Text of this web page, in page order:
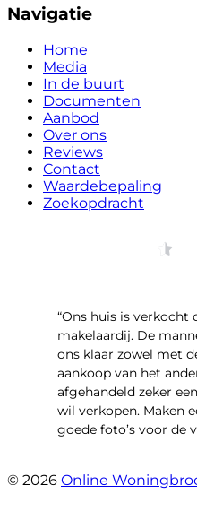
Navigatie
Home
Media
In de buurt
Documenten
Aanbod
Over ons
Reviews
Contact
Waardebepaling
Zoekopdracht
“Ons huis is verkocht
makelaardij. De
ons klaar zowel met
aankoop van het
afgehandeld zeker
wil verkopen. Maken
goede foto’s voor de
© 2026 Online